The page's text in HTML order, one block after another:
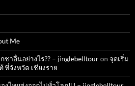
Me
าอื่นอย่างไร?? – jinglebelltouron จุดเริ่ม
จังหวัด เชียงราย